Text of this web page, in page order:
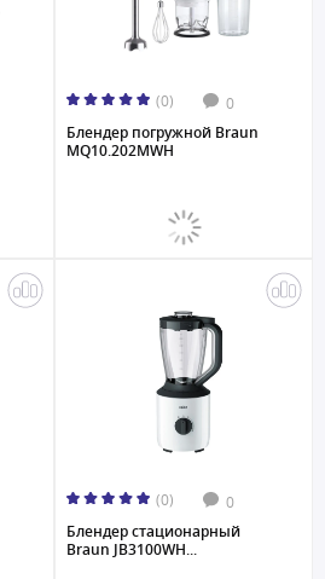
(0) 0
Блендер погружной Braun
MQ10.202MWH
(0) 0
Блендер стационарный
Braun JB3100WH...